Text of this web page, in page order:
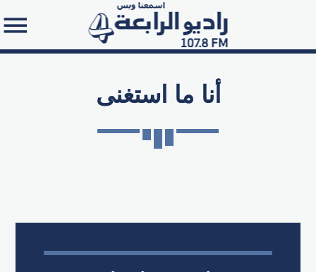
أنا ما استغنى